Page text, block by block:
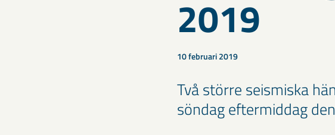
2019
10 februari 2019
Två större seismiska
söndag eftermiddag